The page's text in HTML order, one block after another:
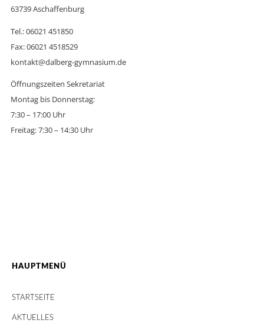
63739 Aschaffenburg
Tel.: 06021 451850
Fax: 06021 4518529
kontakt@dalberg-gymnasium.de
Öffnungszeiten Sekretariat
Montag bis Donnerstag:
7:30 – 17:00 Uhr
Freitag: 7:30 – 14:30 Uhr
HAUPTMENÜ
STARTSEITE
AKTUELLES